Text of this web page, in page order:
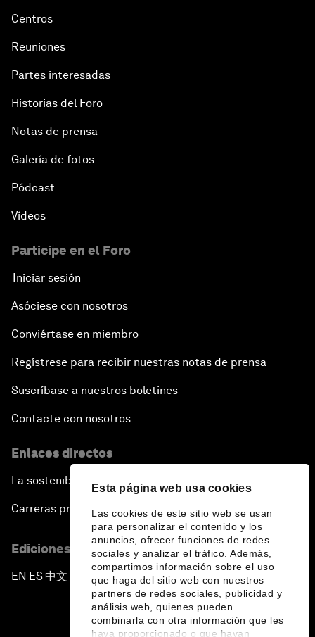
Esta página web usa cookies
Las cookies de este sitio web se usan
para personalizar el contenido y los
anuncios, ofrecer funciones de redes
sociales y analizar el tráfico. Además,
compartimos información sobre el uso
que haga del sitio web con nuestros
partners de redes sociales, publicidad y
análisis web, quienes pueden
combinarla con otra información que les
haya proporcionado o que hayan
Centros
Reuniones
Partes interesadas
Historias del Foro
Notas de prensa
Galería de fotos
Pódcast
Vídeos
Participe en el Foro
Iniciar sesión
Asóciese con nosotros
Conviértase en miembro
Regístrese para recibir nuestras notas de prensa
Suscríbase a nuestros boletines
Contacte con nosotros
Enlaces directos
La sostenibilidad en el Foro
Carreras profesionales
Ediciones en otros idiomas
EN ▪ ES▪中文▪ 日本語